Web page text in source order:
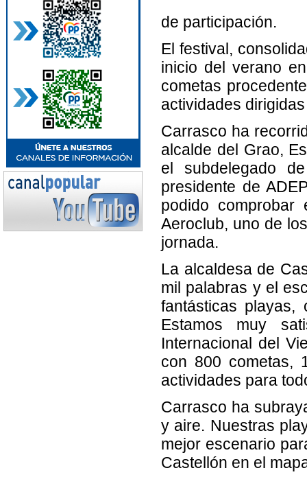
de participación.
El festival,
inicio del verano
cometas
actividades
Carrasco ha
alcalde del Grao,
el subdelegado
presidente de
podido
Aeroclub, uno de
jornada.
La alcaldesa de
mil palabras y el
fantásticas playas,
Estamos muy
Internacional del
con 800 cometas,
actividades para
Carrasco ha
y aire. Nuestras
mejor escenario
Castellón en el